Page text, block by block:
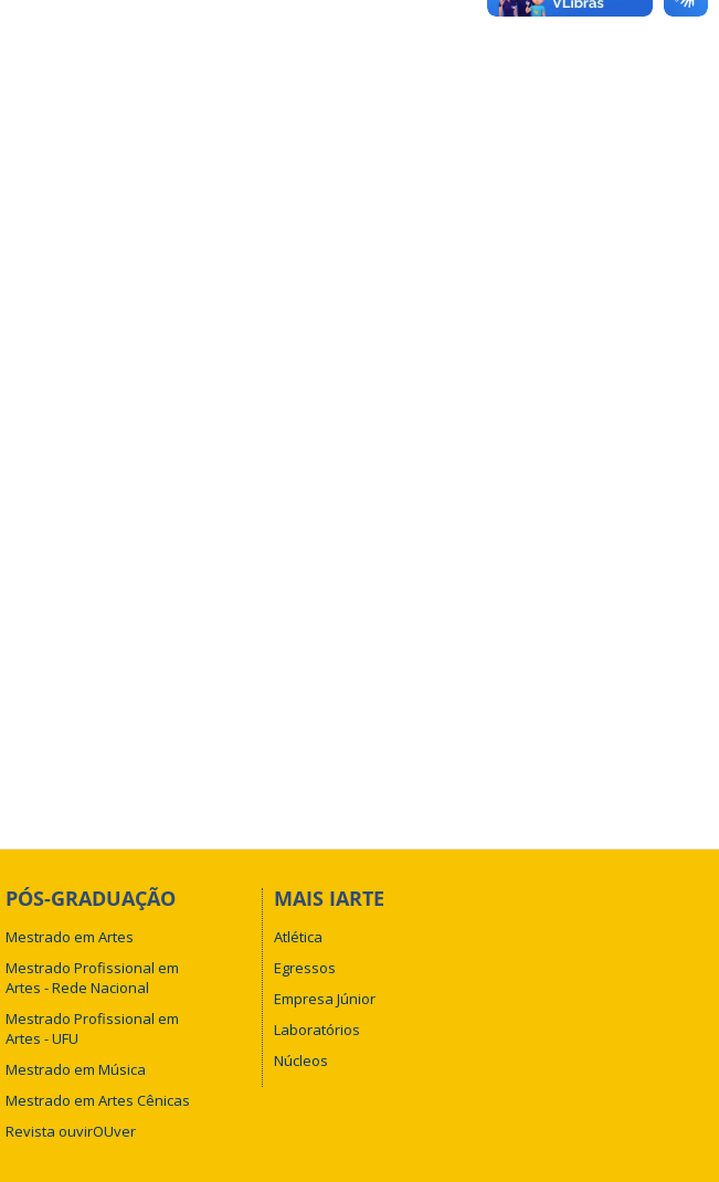
PÓS-GRADUAÇÃO
Mestrado em Artes
Mestrado Profissional em
Artes - Rede Nacional
Mestrado Profissional em
Artes - UFU
Mestrado em Música
Mestrado em Artes Cênicas
Revista ouvirOUver
MAIS IARTE
Atlética
Egressos
Empresa Júnior
Laboratórios
Núcleos